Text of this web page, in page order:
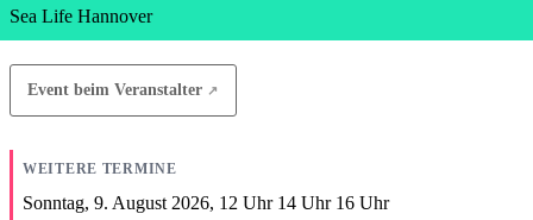
Sea Life Hannover
Event beim Veranstalter
WEITERE TERMINE
Sonntag, 9. August 2026, 12 Uhr 14 Uhr 16 Uhr